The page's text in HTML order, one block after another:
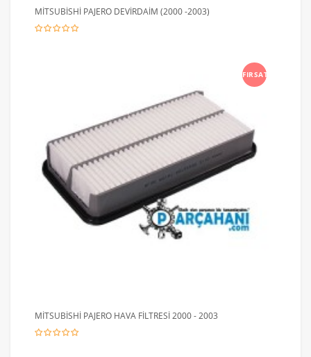
MİTSUBİSHİ PAJERO DEVİRDAİM (2000 -2003)
FIRSAT
MİTSUBİSHİ PAJERO HAVA FİLTRESİ 2000 - 2003